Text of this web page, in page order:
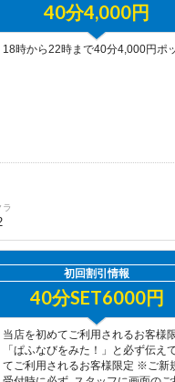
40分4,000円
18時から22時まで40分4,000円ポ
初回割引情報
40分SET6000円
当店を初めてご利用されるお客様
「ぱふなびをみた！」と必ず伝え
てご利用されるお客様限定 ※ご新